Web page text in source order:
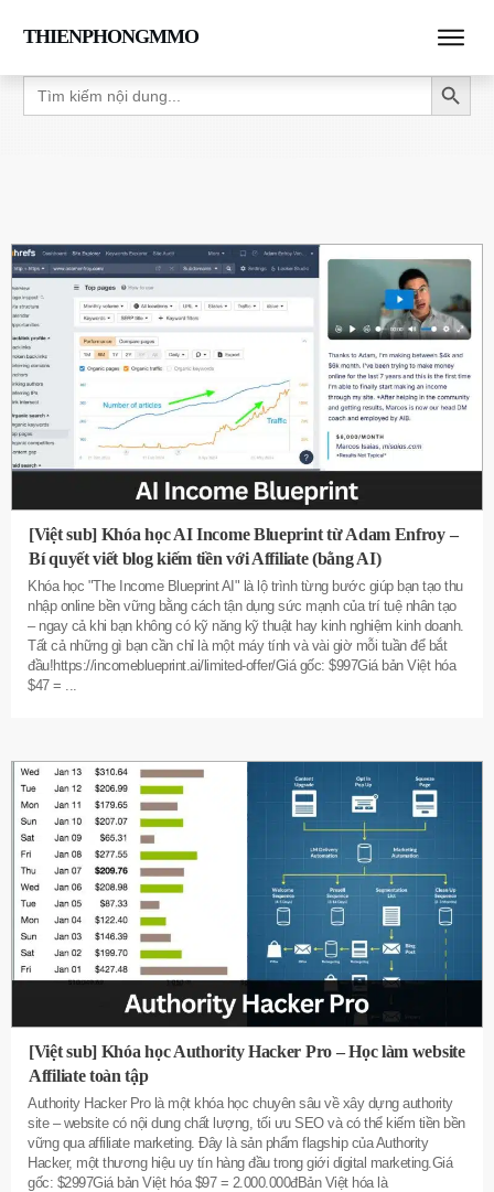
THIENPHONGMMO
Search
for:
Search Button
[Việt sub] Khóa học AI Income Blueprint từ Adam Enfroy –
Bí quyết viết blog kiếm tiền với Affiliate (bằng AI)
Khóa học "The Income Blueprint AI" là lộ trình từng bước giúp bạn tạo thu
nhập online bền vững bằng cách tận dụng sức mạnh của trí tuệ nhân tạo
– ngay cả khi bạn không có kỹ năng kỹ thuật hay kinh nghiệm kinh doanh.
Tất cả những gì bạn cần chỉ là một máy tính và vài giờ mỗi tuần để bắt
đầu!https://incomeblueprint.ai/limited-offer/Giá gốc: $997Giá bản Việt hóa
$47 =
[Việt sub] Khóa học Authority Hacker Pro – Học làm website
Affiliate toàn tập
Authority Hacker Pro là một khóa học chuyên sâu về xây dựng authority
site – website có nội dung chất lượng, tối ưu SEO và có thể kiếm tiền bền
vững qua affiliate marketing. Đây là sản phẩm flagship của Authority
Hacker, một thương hiệu uy tín hàng đầu trong giới digital marketing.Giá
gốc: $2997Giá bản Việt hóa $97 = 2.000.000đBản Việt hóa là